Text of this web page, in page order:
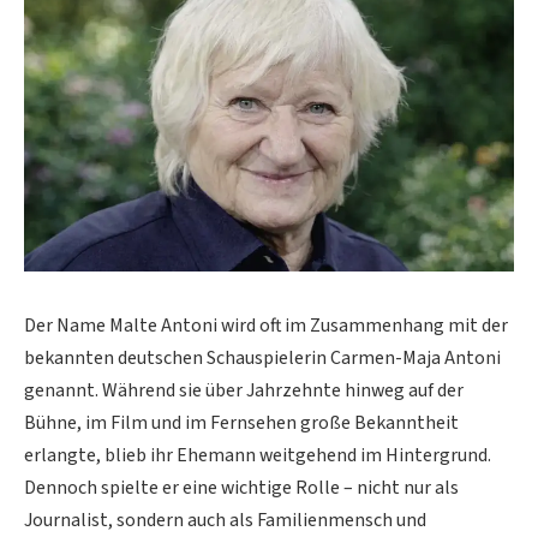
Der Name Malte Antoni wird oft im Zusammenhang mit der
bekannten deutschen Schauspielerin Carmen-Maja Antoni
genannt. Während sie über Jahrzehnte hinweg auf der
Bühne, im Film und im Fernsehen große Bekanntheit
erlangte, blieb ihr Ehemann weitgehend im Hintergrund.
Dennoch spielte er eine wichtige Rolle – nicht nur als
Journalist, sondern auch als Familienmensch und